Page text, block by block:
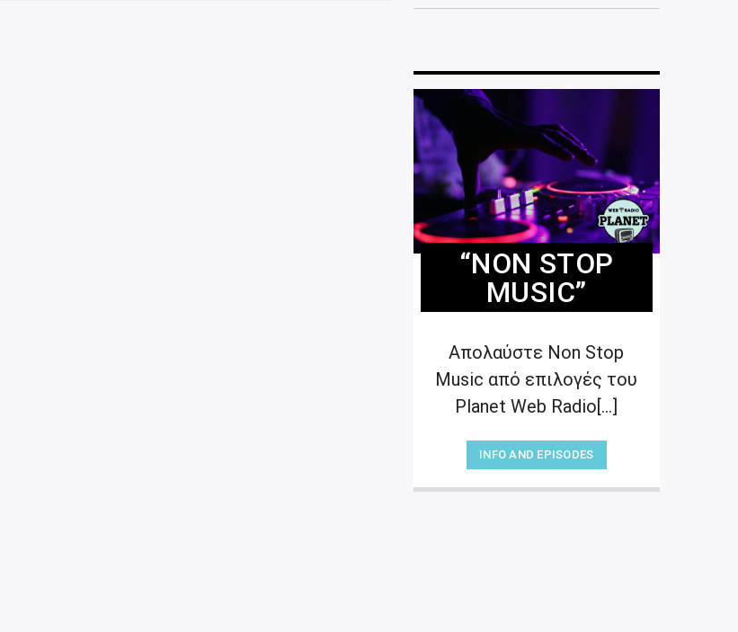
“NON STOP
MUSIC”
Απολαύστε Non Stop
Music από επιλογές του
Planet Web Radio[...]
INFO AND EPISODES